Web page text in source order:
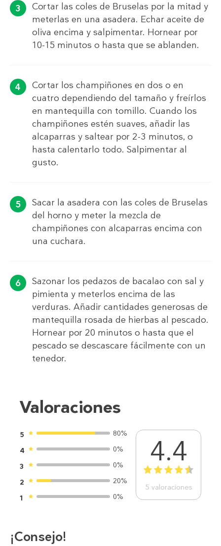
Cortar las coles de Bruselas por la mitad y
meterlas en una asadera. Echar aceite de
oliva encima y salpimentar. Hornear por
10-15 minutos o hasta que se ablanden.
Cortar los champiñones en dos o en
cuatro dependiendo del tamaño y freírlos
en mantequilla con tomillo. Cuando los
champiñones estén suaves, añadir las
alcaparras y saltear por 2-3 minutos, o
hasta calentarlo todo. Salpimentar al
gusto.
Sacar la asadera con las coles de Bruselas
del horno y meter la mezcla de
champiñones con alcaparras encima con
una cuchara.
Sazonar los pedazos de bacalao con sal y
pimienta y meterlos encima de las
verduras. Añadir cantidades generosas de
mantequilla rosada de hierbas al pescado.
Hornear por 20 minutos o hasta que el
pescado se descascare fácilmente con un
tenedor.
Valoraciones
5
80%
4
0%
3
0%
2
20%
1
0%
4.4
1 2 3 4 5
5 valoraciones
¡Consejo!